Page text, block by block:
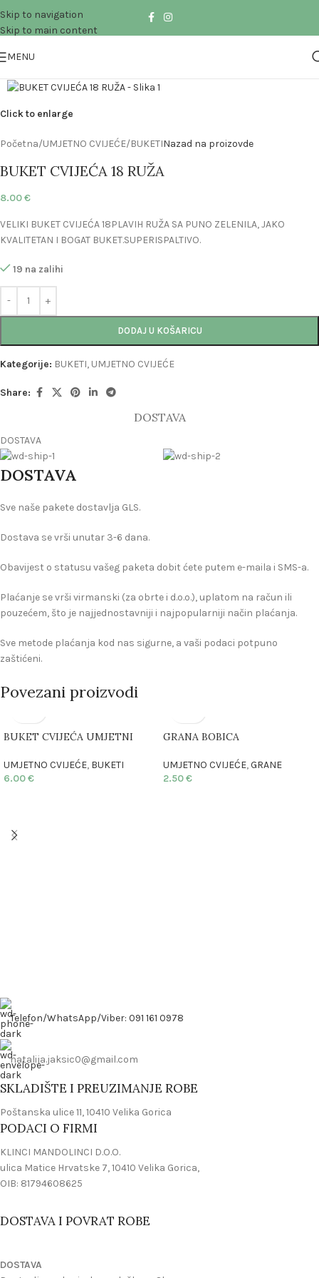
Skip to navigation
Skip to main content
MENU
Click to enlarge
Početna/UMJETNO CVIJEĆE/BUKETINazad na proizovde
BUKET CVIJEĆA 18 RUŽA
8.00€
VELIKI BUKET CVIJEĆA 18PLAVIH RUŽA SA PUNO ZELENILA, JAKO
KVALITETAN I BOGAT BUKET.SUPERISPALTIVO.
19 na zalihi
DODAJ U KOŠARICU
Kategorije: BUKETI, UMJETNO CVIJEĆE
Share:
DOSTAVA
DOSTAVA
DOSTAVA
Sve naše pakete dostavlja GLS.
Dostava se vrši unutar 3-6 dana.
Obavijest o statusu vašeg paketa dobit ćete putem e-maila i SMS-a.
Plaćanje se vrši virmanski (za obrte i d.o.o.), uplatom na račun ili
pouzećem, što je najjednostavniji i najpopularniji način plaćanja.
Sve metode plaćanja kod nas sigurne, a vaši podaci potpuno
zaštićeni.
Povezani proizvodi
BUKET CVIJEĆA UMJETNI
UMJETNO CVIJEĆE, BUKETI
6.00€
GRANA BOBICA
UMJETNO CVIJEĆE,GRANE
2.50€
Telefon/WhatsApp/Viber: 091 161 0978
natalija.jaksic0@gmail.com
SKLADIŠTE I PREUZIMANJE ROBE
Poštanska ulice 11, 10410 Velika Gorica
PODACI O FIRMI
KLINCI MANDOLINCI D.O.O.
ulica Matice Hrvatske 7, 10410 Velika Gorica,
OIB: 81794608625
DOSTAVA I POVRAT ROBE
DOSTAVA